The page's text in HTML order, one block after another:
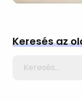
Keresés az